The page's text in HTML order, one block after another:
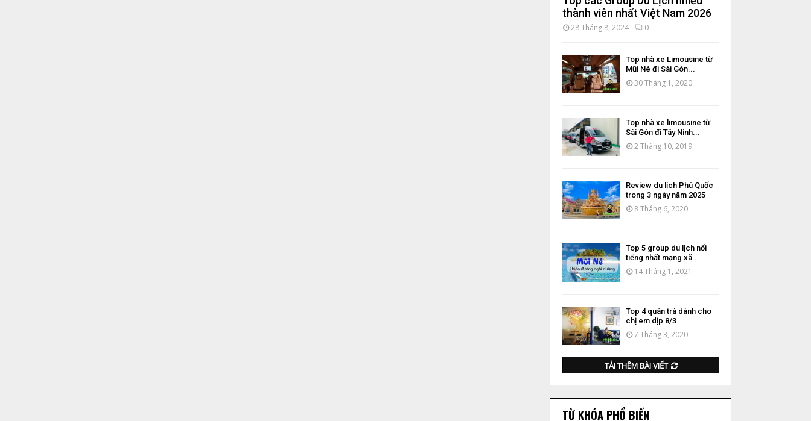
thành viên nhất Việt Nam 2026
28 Tháng 8, 2024 0
Top nhà xe Limousine từ
Mũi Né đi Sài Gòn...
30 Tháng 1, 2020
Top nhà xe limousine từ
Sài Gòn đi Tây Ninh...
2 Tháng 10, 2019
Review du lịch Phú Quốc
trong 3 ngày năm 2025
8 Tháng 6, 2020
Top 5 group du lịch nổi
tiếng nhất mạng xã...
14 Tháng 1, 2021
Top 4 quán trà dành cho
chị em dịp 8/3
7 Tháng 3, 2020
TẢI THÊM BÀI VIẾT
TỪ KHÓA PHỔ BIẾN